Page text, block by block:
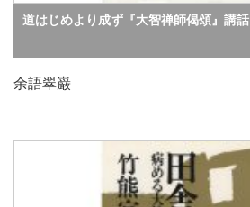
道はじめより成ず『大智禅師偈頌』講話
余語翠巌